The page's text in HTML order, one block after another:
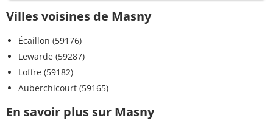
Villes voisines de Masny
Écaillon (59176)
Lewarde (59287)
Loffre (59182)
Auberchicourt (59165)
En savoir plus sur Masny